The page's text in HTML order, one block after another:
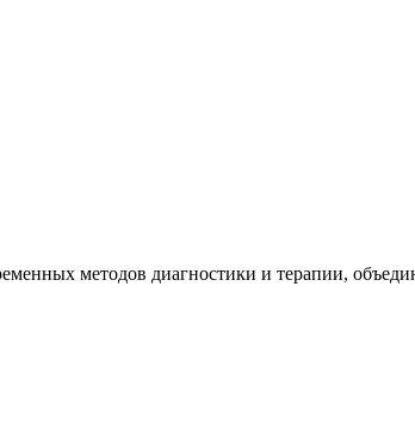
методов диагностики и терапии,